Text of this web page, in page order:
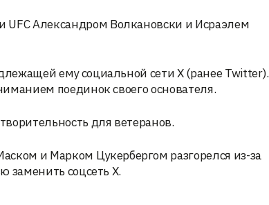
Александром Волкановски и Исраэлем
ему социальной сети X (ранее Twitter).
поединок своего основателя.
для ветеранов.
и Марком Цукербергом разгорелся из-за
заменить соцсеть X.